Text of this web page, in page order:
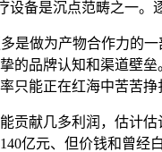
备是沉点范畴之一。
做为产物合作力的一
的品牌认知和渠道壁
能正在红海中苦苦
献几多利润，估计估
亿元、但价钱和曾